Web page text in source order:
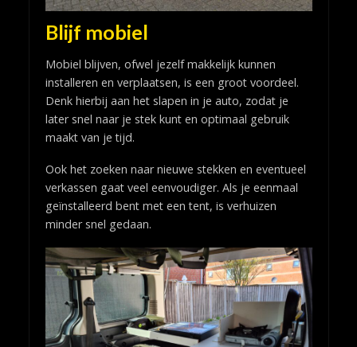
Blijf mobiel
Mobiel blijven, ofwel jezelf makkelijk kunnen
installeren en verplaatsen, is een groot voordeel.
Denk hierbij aan het slapen in je auto, zodat je
later snel naar je stek kunt en optimaal gebruik
maakt van je tijd.
Ook het zoeken naar nieuwe stekken en eventueel
verkassen gaat veel eenvoudiger. Als je eenmaal
geïnstalleerd bent met een tent, is verhuizen
minder snel gedaan.